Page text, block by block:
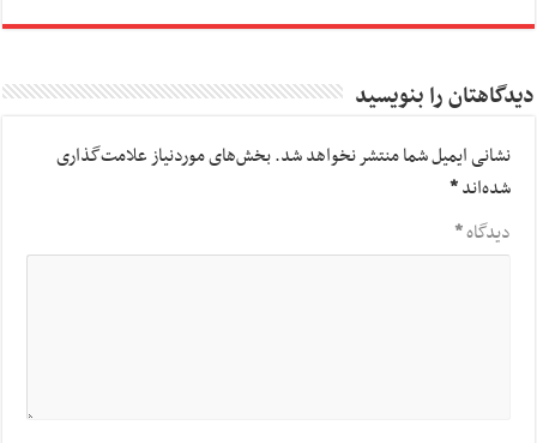
دیدگاهتان را بنویسید
نشانی ایمیل شما منتشر نخواهد شد.بخش‌های موردنیاز علامت‌گذاری
شده‌اند*
دیدگاه*